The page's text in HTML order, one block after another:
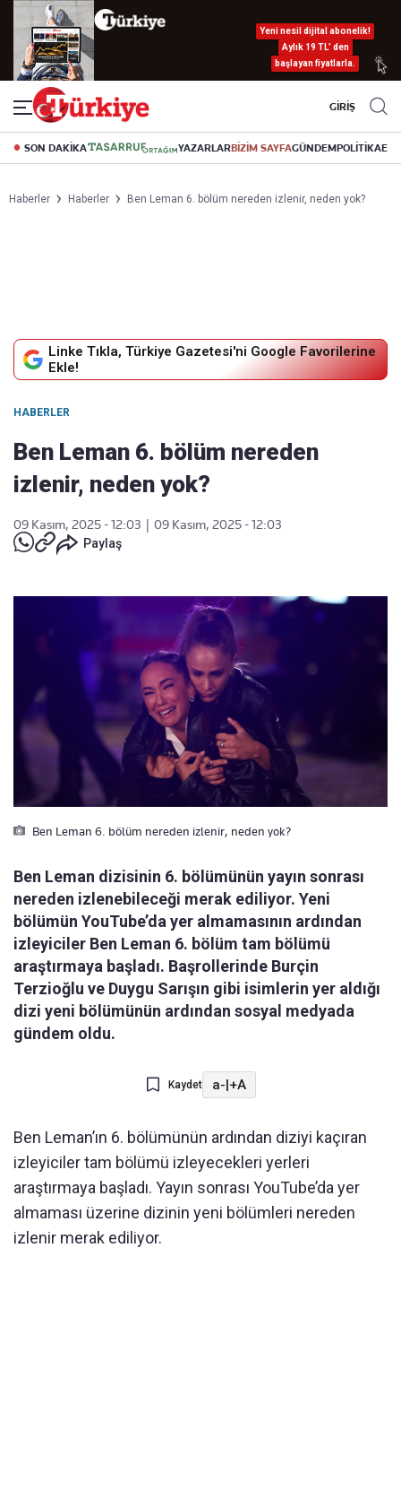
Yeni nesil dijital abonelik!
Aylık 19 TL’ den
başlayan fiyatlarla.
GİRİŞ
SON DAKİKA YAZARLARBİZİM SAYFAGÜNDEMPOLİTİKA
Haberler Haberler Ben Leman 6. bölüm nereden izlenir, neden yok?
Linke Tıkla, Türkiye Gazetesi'ni Google Favorilerine
Ekle!
HABERLER
Ben Leman 6. bölüm nereden
izlenir, neden yok?
09 Kasım, 2025 - 12:03
09 Kasım, 2025 - 12:03
Paylaş
Ben Leman 6. bölüm nereden izlenir, neden yok?
Ben Leman dizisinin 6. bölümünün yayın sonrası
nereden izlenebileceği merak ediliyor. Yeni
bölümün YouTube’da yer almamasının ardından
izleyiciler Ben Leman 6. bölüm tam bölümü
araştırmaya başladı. Başrollerinde Burçin
Terzioğlu ve Duygu Sarışın gibi isimlerin yer aldığı
dizi yeni bölümünün ardından sosyal medyada
gündem oldu.
Kaydet a-|+A
Ben Leman’ın 6. bölümünün ardından diziyi kaçıran
izleyiciler tam bölümü izleyecekleri yerleri
araştırmaya başladı. Yayın sonrası YouTube’da yer
almaması üzerine dizinin yeni bölümleri nereden
izlenir merak ediliyor.